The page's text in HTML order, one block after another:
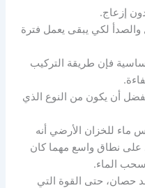
إزعاج.
والصدأ لكي يبقى يعمل فترة
فإن طريقة التركيب
أن يكون من النوع الذي
ماء للخزان الأرضي أنه
على نطاق واسع مهما كان
الماء.
حصان، حتى القوة التي